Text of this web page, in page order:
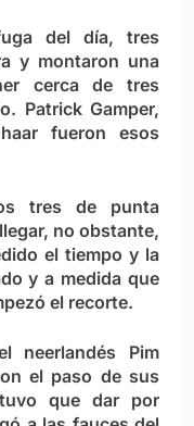
del día, tres
y montaron una
cerca de tres
Patrick Gamper,
fueron esos
tres de punta
no obstante,
el tiempo y la
y a medida que
el recorte.
neerlandés Pim
el paso de sus
que dar por